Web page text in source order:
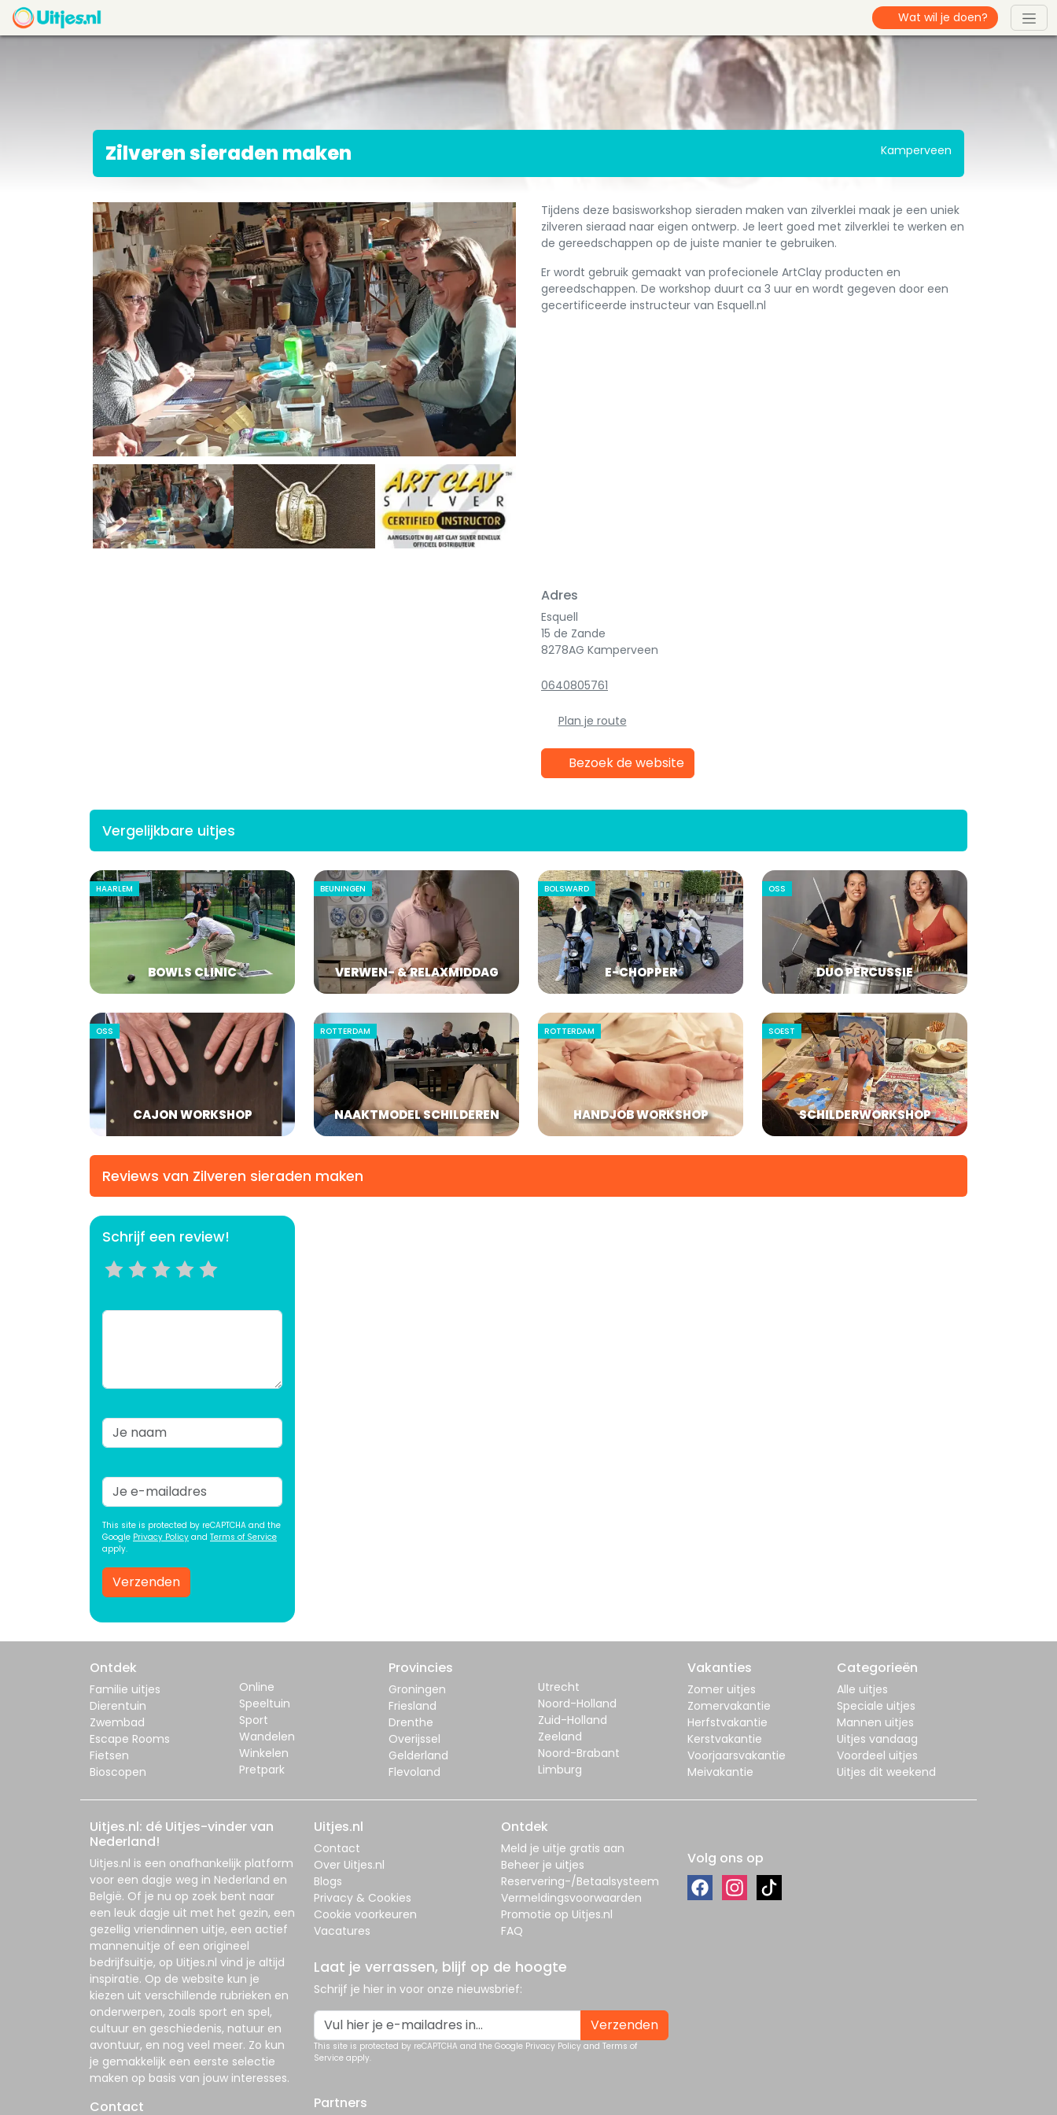
Zilveren sieraden maken Kamperveen
Tijdens deze basisworkshop sieraden maken van zilverklei maak je een uniek
zilveren sieraad naar eigen ontwerp. Je leert goed met zilverklei te werken en
de gereedschappen op de juiste manier te gebruiken.
Er wordt gebruik gemaakt van profecionele ArtClay producten en
gereedschappen. De workshop duurt ca 3 uur en wordt gegeven door een
gecertificeerde instructeur van Esquell.nl
Previous Next
Adres
Esquell
15 de Zande
8278AG Kamperveen
0640805761
Plan je route
Bezoek de website
Vergelijkbare uitjes
HAARLEM
BOWLS CLINIC
BEUNINGEN
VERWEN- & RELAXMIDDAG
BOLSWARD
E-CHOPPER
OSS
DUO PERCUSSIE
OSS
CAJON WORKSHOP
ROTTERDAM
NAAKTMODEL SCHILDEREN
ROTTERDAM
HANDJOB WORKSHOP
SOEST
SCHILDERWORKSHOP
Reviews van Zilveren sieraden maken
Schrijf een review!
This site is protected by reCAPTCHA and the
Google Privacy Policy and Terms of Service
apply.
Verzenden
Ontdek
Familie uitjes
Dierentuin
Zwembad
Escape Rooms
Fietsen
Bioscopen
Online
Speeltuin
Sport
Wandelen
Winkelen
Pretpark
Provincies
Groningen
Friesland
Drenthe
Overijssel
Gelderland
Flevoland
Utrecht
Noord-Holland
Zuid-Holland
Zeeland
Noord-Brabant
Limburg
Vakanties
Zomer uitjes
Zomervakantie
Herfstvakantie
Kerstvakantie
Voorjaarsvakantie
Meivakantie
Categorieën
Alle uitjes
Speciale uitjes
Mannen uitjes
Uitjes vandaag
Voordeel uitjes
Uitjes dit weekend
Uitjes.nl: dé Uitjes-vinder van
Nederland!
Uitjes.nl is een onafhankelijk platform
voor een dagje weg in Nederland en
België. Of je nu op zoek bent naar
een leuk dagje uit met het gezin, een
gezellig vriendinnen uitje, een actief
mannenuitje of een origineel
bedrijfsuitje, op Uitjes.nl vind je altijd
inspiratie. Op de website kun je
kiezen uit verschillende rubrieken en
onderwerpen, zoals sport en spel,
cultuur en geschiedenis, natuur en
avontuur, en nog veel meer. Zo kun
je gemakkelijk een eerste selectie
maken op basis van jouw interesses.
Contact
Uitjes.nl
Contact
Over Uitjes.nl
Blogs
Privacy & Cookies
Cookie voorkeuren
Vacatures
Ontdek
Meld je uitje gratis aan
Beheer je uitjes
Reservering-/Betaalsysteem
Vermeldingsvoorwaarden
Promotie op Uitjes.nl
FAQ
Laat je verrassen, blijf op de hoogte
Schrijf je hier in voor onze nieuwsbrief:
Verzenden
This site is protected by reCAPTCHA and the Google Privacy Policy and Terms of
Service apply.
Partners
Volg ons op